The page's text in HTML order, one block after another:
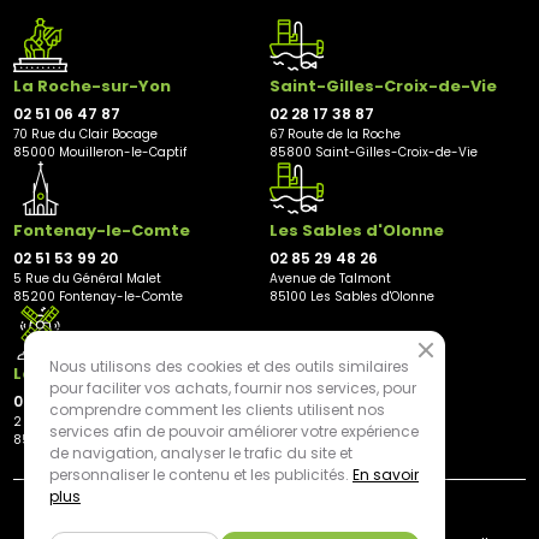
La Roche-sur-Yon
02 51 06 47 87
70 Rue du Clair Bocage
85000 Mouilleron-le-Captif
Saint-Gilles-Croix-de-Vie
02 28 17 38 87
67 Route de la Roche
85800 Saint-Gilles-Croix-de-Vie
Fontenay-le-Comte
02 51 53 99 20
5 Rue du Général Malet
85200 Fontenay-le-Comte
Les Sables d'Olonne
02 85 29 48 26
Avenue de Talmont
85100 Les Sables d'Olonne
Les Herbiers
02 21 81 23 11
2 rue des Peupliers
85500 Les Herbiers
Nous utilisons des cookies et des outils similaires
pour faciliter vos achats, fournir nos services, pour
comprendre comment les clients utilisent nos
services afin de pouvoir améliorer votre expérience
de navigation, analyser le trafic du site et
personnaliser le contenu et les publicités. En savoir
plus